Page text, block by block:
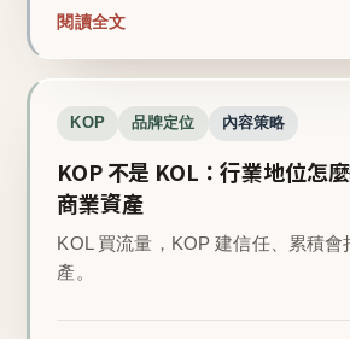
閱讀全文
KOP 品牌定位 內容策略
KOP 不是 KOL：行業地位怎
商業資產
KOL 買流量，KOP 建信任、累積會
產。